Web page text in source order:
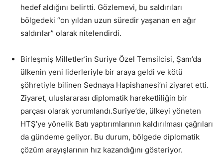
hedef aldığını belirtti. Gözlemevi, bu saldırıları
bölgedeki “on yıldan uzun süredir yaşanan en ağır
saldırılar” olarak nitelendirdi.
Birleşmiş Milletler’in Suriye Özel Temsilcisi, Şam’da
ülkenin yeni liderleriyle bir araya geldi ve kötü
şöhretiyle bilinen Sednaya Hapishanesi’ni ziyaret etti.
Ziyaret, uluslararası diplomatik hareketliliğin bir
parçası olarak yorumlandı.Suriye’de, ülkeyi yöneten
HTŞ’ye yönelik Batı yaptırımlarının kaldırılması çağrıları
da gündeme geliyor. Bu durum, bölgede diplomatik
çözüm arayışlarının hız kazandığını gösteriyor.